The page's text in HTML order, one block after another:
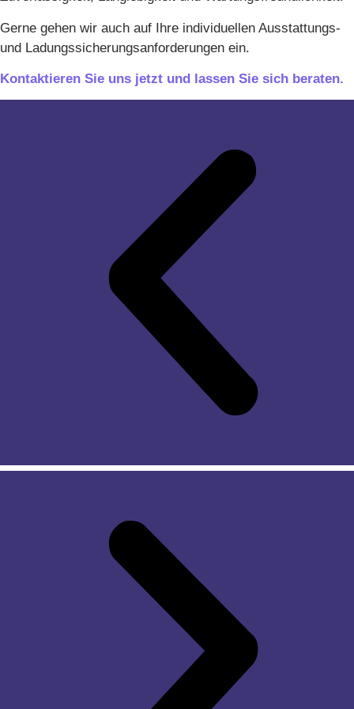
Gerne gehen wir auch auf Ihre individuellen Ausstattungs-
und Ladungssicherungsanforderungen ein.
Kontaktieren Sie uns jetzt und lassen Sie sich beraten.